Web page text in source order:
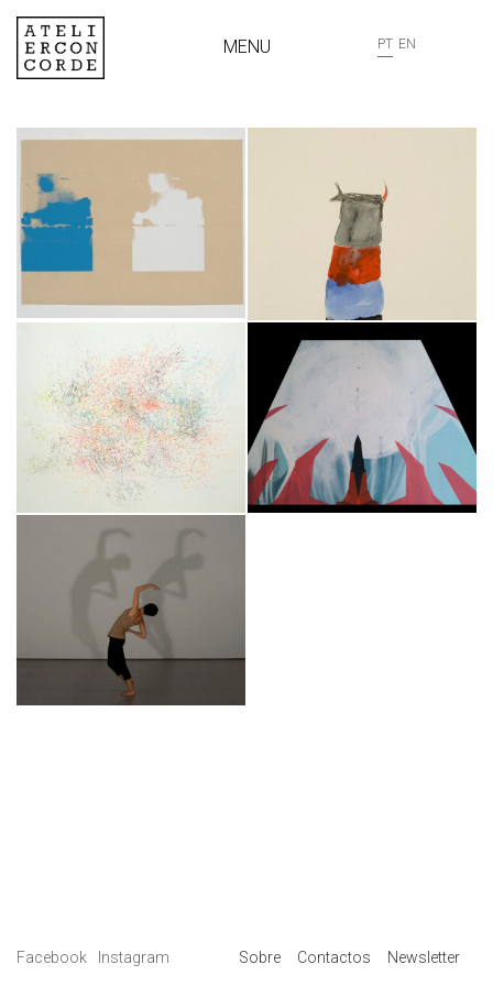
PT EN
MENU
Facebook Instagram Sobre Contactos Newsletter